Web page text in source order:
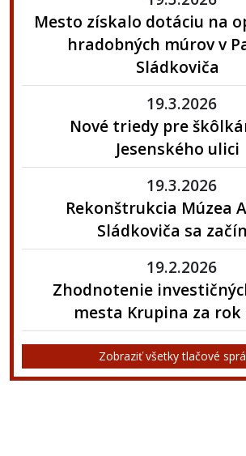
Mesto získalo dotáciu na
hradobných múrov v
Sládkoviča
19.3.2026
Nové triedy pre
Jesenského ulici
19.3.2026
Rekonštrukcia Múzea
Sládkoviča sa
19.2.2026
Zhodnotenie
mesta Krupina za rok
Zobraziť všetky tlačové